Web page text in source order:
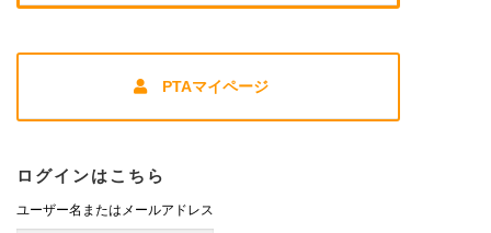
PTAマイページ
ログインはこちら
ユーザー名またはメールアドレス